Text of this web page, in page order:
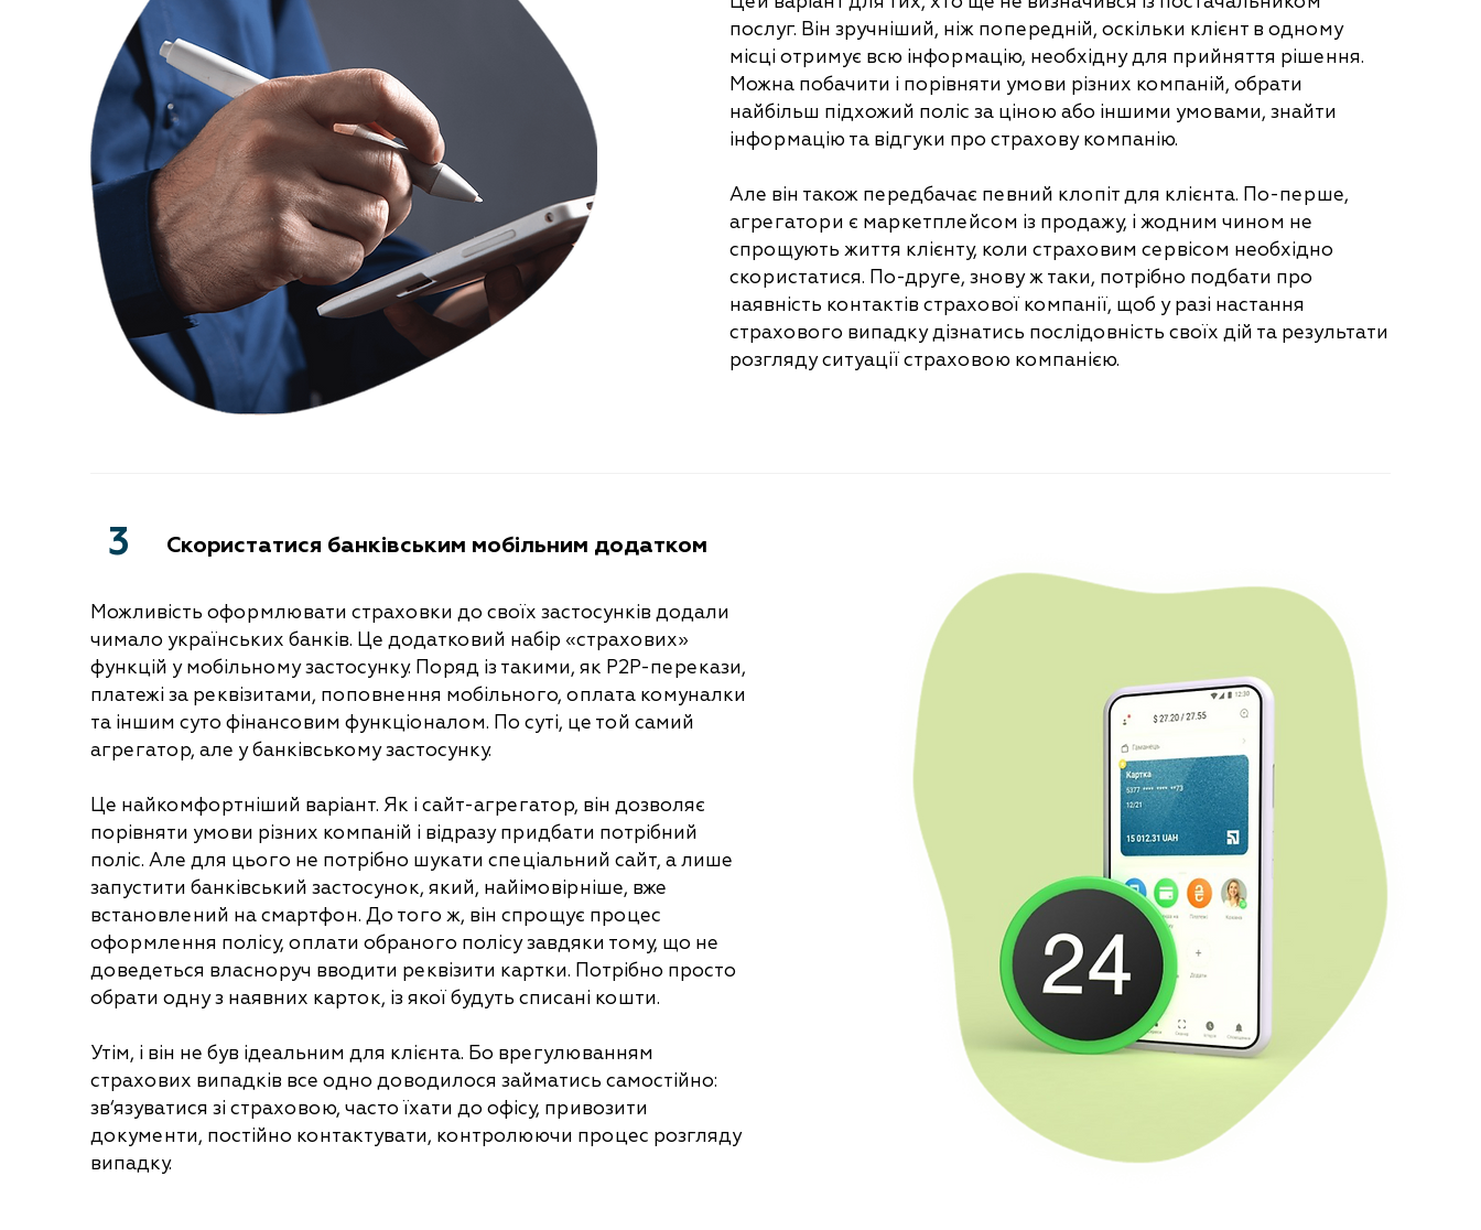
послуг. Він зручніший, ніж попередній, оскільки клієнт в одному
місці отримує всю інформацію, необхідну для прийняття рішення.
Можна побачити і порівняти умови різних компаній, обрати
найбільш підхожий поліс за ціною або іншими умовами, знайти
інформацію та відгуки про страхову компанію.
Але він також передбачає певний клопіт для клієнта. По-перше,
агрегатори є маркетплейсом із продажу, і жодним чином не
спрощують життя клієнту, коли страховим сервісом необхідно
скористатися. По-друге, знову ж таки, потрібно подбати про
наявність контактів страхової компанії, щоб у разі настання
страхового випадку дізнатись послідовність своїх дій та результати
розгляду ситуації страховою компанією.
3 Скористатися банківським мобільним додатком
Можливість оформлювати страховки до своїх застосунків додали
чимало українських банків. Це додатковий набір «страхових»
функцій у мобільному застосунку. Поряд із такими, як Р2Р-перекази,
платежі за реквізитами, поповнення мобільного, оплата комуналки
та іншим суто фінансовим функціоналом. По суті, це той самий
агрегатор, але у банківському застосунку.
Це найкомфортніший варіант. Як і сайт-агрегатор, він дозволяє
порівняти умови різних компаній і відразу придбати потрібний
поліс. Але для цього не потрібно шукати спеціальний сайт, а лише
запустити банківський застосунок, який, найімовірніше, вже
встановлений на смартфон. До того ж, він спрощує процес
оформлення полісу, оплати обраного полісу завдяки тому, що не
доведеться власноруч вводити реквізити картки. Потрібно просто
обрати одну з наявних карток, із якої будуть списані кошти.
Утім, і він не був ідеальним для клієнта. Бо врегулюванням
страхових випадків все одно доводилося займатись самостійно:
зв‘язуватися зі страховою, часто їхати до офісу, привозити
документи, постійно контактувати, контролюючи процес розгляду
випадку.